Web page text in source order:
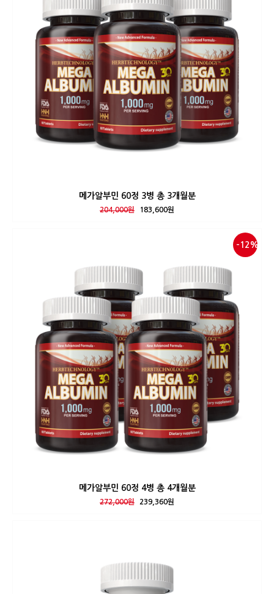
메가알부민 60정 3병 총 3개월분
204,000원 183,600원
-12%
메가알부민 60정 4병 총 4개월분
272,000원 239,360원